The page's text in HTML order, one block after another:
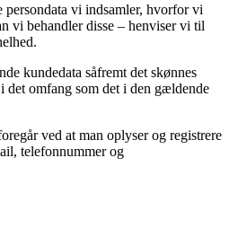
vi indsamler, hvorfor vi
vi behandler disse – henviser vi til
kundedata såfremt det skønnes
det omfang som det i den gældende
ved at man oplyser og registrere
telefonnummer og